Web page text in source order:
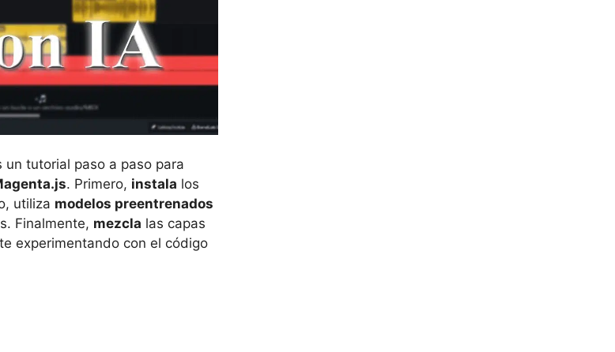
tutorial paso a paso para
. Primero, instala los
utiliza modelos preentrenados
Finalmente, mezcla las capas
experimentando con el código